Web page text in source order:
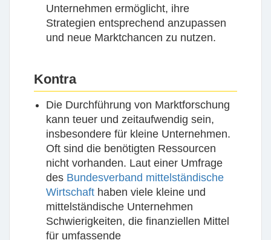
Unternehmen ermöglicht, ihre
Strategien entsprechend anzupassen
und neue Marktchancen zu nutzen.
Kontra
Die Durchführung von Marktforschung
kann teuer und zeitaufwendig sein,
insbesondere für kleine Unternehmen.
Oft sind die benötigten Ressourcen
nicht vorhanden. Laut einer Umfrage
des Bundesverband mittelständische
Wirtschaft haben viele kleine und
mittelständische Unternehmen
Schwierigkeiten, die finanziellen Mittel
für umfassende